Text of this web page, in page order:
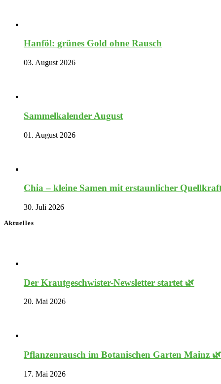
Hanföl: grünes Gold ohne Rausch
03. August 2026
Sammelkalender August
01. August 2026
Chia – kleine Samen mit erstaunlicher
30. Juli 2026
Aktuelles
Der Krautgeschwister-Newsletter startet 🌿
20. Mai 2026
Pflanzenrausch im Botanischen Garten Mainz 🌿
17. Mai 2026